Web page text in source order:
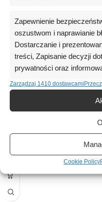
Zapewnienie
oszustwom i naprawianie
Dostarczanie i
treści, Zapisanie decyzji
prywatności oraz
Zarządzaj 1410 dostawcami
Cookie Policy
WYPR
ZEDA
ATICA Acrylgel w płynie Full Pink
08 – intensywny różowy polygel
do wzmocnienia paznokci, 15 ml